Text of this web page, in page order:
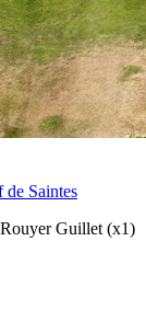
Saintes
Guillet (x1)